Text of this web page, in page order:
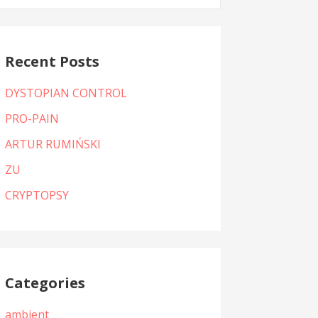
Recent Posts
DYSTOPIAN CONTROL
PRO-PAIN
ARTUR RUMIŃSKI
ZU
CRYPTOPSY
Categories
ambient